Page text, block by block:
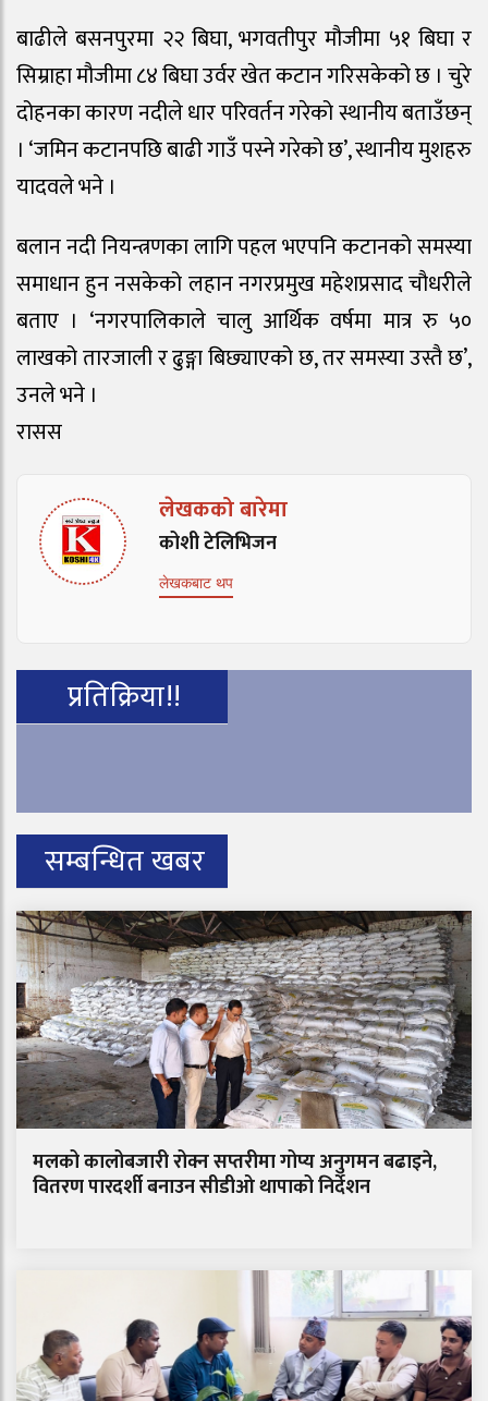
बाढीले बसनपुरमा २२ बिघा, भगवतीपुर मौजीमा ५१ बिघा र
सिम्राहा मौजीमा ८४ बिघा उर्वर खेत कटान गरिसकेको छ । चुरे
दोहनका कारण नदीले धार परिवर्तन गरेको स्थानीय बताउँछन्
। ‘जमिन कटानपछि बाढी गाउँ पस्ने गरेको छ’, स्थानीय मुशहरु
यादवले भने ।
बलान नदी नियन्त्रणका लागि पहल भएपनि कटानको समस्या
समाधान हुन नसकेको लहान नगरप्रमुख महेशप्रसाद चौधरीले
बताए । ‘नगरपालिकाले चालु आर्थिक वर्षमा मात्र रु ५०
लाखको तारजाली र ढुङ्गा बिछ्याएको छ, तर समस्या उस्तै छ’,
उनले भने ।
रासस
लेखकको बारेमा
कोशी टेलिभिजन
लेखकबाट थप
प्रतिक्रिया!!
सम्बन्धित खबर
मलको कालोबजारी रोक्न सप्तरीमा गोप्य अनुगमन बढाइने,
वितरण पारदर्शी बनाउन सीडीओ थापाको निर्देशन